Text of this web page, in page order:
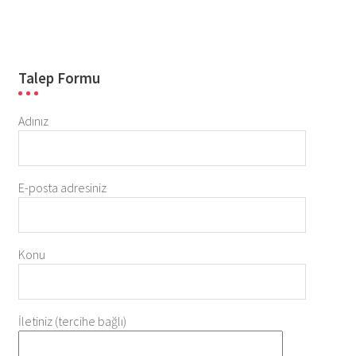
Talep Formu
Adınız
E-posta adresiniz
Konu
İletiniz (tercihe bağlı)